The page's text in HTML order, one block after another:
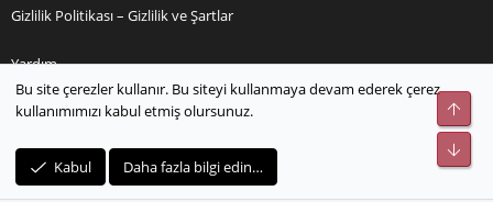
Gizlilik Politikası – Gizlilik ve Şartlar
Yardım
Ana sayfa
S
Bu site çerezler kullanır. Bu siteyi kullanmaya devam ederek çerez
kullanımımızı kabul etmiş olursunuz.
Kabul Daha fazla bilgi edin…